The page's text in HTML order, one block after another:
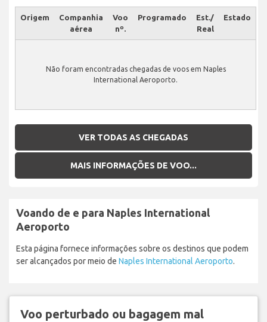
Origem
Companhia
aérea
Voo
nº.
Programado
Est./
Real
Estado
Não foram encontradas chegadas de voos em Naples
International Aeroporto.
VER TODAS AS CHEGADAS
MAIS INFORMAÇÕES DE VOO...
Voando de e para Naples International
Aeroporto
Esta página fornece informações sobre os destinos que podem
ser alcançados por meio de Naples International Aeroporto.
Voo perturbado ou bagagem mal